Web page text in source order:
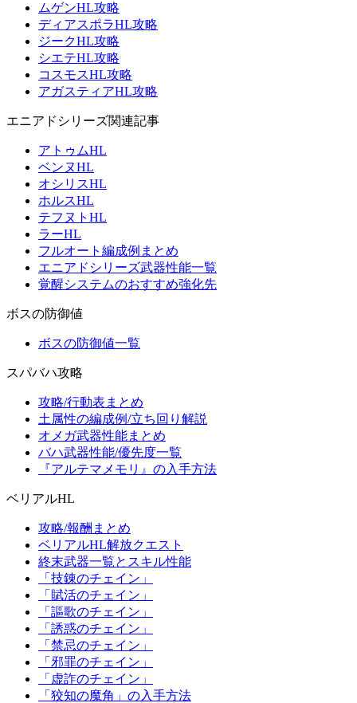
ムゲンHL攻略
ディアスポラHL攻略
ジークHL攻略
シエテHL攻略
コスモスHL攻略
アガスティアHL攻略
エニアドシリーズ関連記事
アトゥムHL
ベンヌHL
オシリスHL
ホルスHL
テフヌトHL
ラーHL
フルオート編成例まとめ
エニアドシリーズ武器性能一覧
覚醒システムのおすすめ強化先
ボスの防御値
ボスの防御値一覧
スパバハ攻略
攻略/行動表まとめ
土属性の編成例/立ち回り解説
オメガ武器性能まとめ
バハ武器性能/優先度一覧
『アルテマメモリ』の入手方法
ベリアルHL
攻略/報酬まとめ
ベリアルHL解放クエスト
終末武器一覧とスキル性能
「技錬のチェイン」
「賦活のチェイン」
「謳歌のチェイン」
「誘惑のチェイン」
「禁忌のチェイン」
「邪罪のチェイン」
「虚詐のチェイン」
「狡知の魔角」の入手方法